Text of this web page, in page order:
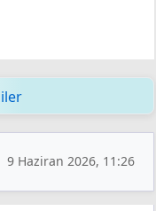
9 Haziran 2026, 11:26